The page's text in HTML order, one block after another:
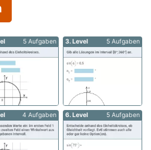
5 Aufgaben 3. Level 5 Aufgaben
4 Aufgaben 6. Level 5 Aufgaben